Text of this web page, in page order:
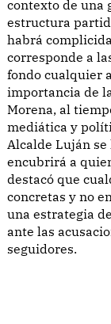
contexto de una
estructura
habrá
corresponde a
fondo cualquier
importancia de
Morena, al
mediática y
Alcalde Luján
encubrirá a
destacó que
concretas y no
una estrategia
ante las
seguidores.